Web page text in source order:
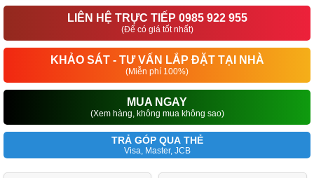
LIÊN HỆ TRỰC TIẾP 0985 922 955
(Để có giá tốt nhất)
KHẢO SÁT - TƯ VẤN LẮP ĐẶT TẠI NHÀ
(Miễn phí 100%)
MUA NGAY
(Xem hàng, không mua không sao)
TRẢ GÓP QUA THẺ
Visa, Master, JCB